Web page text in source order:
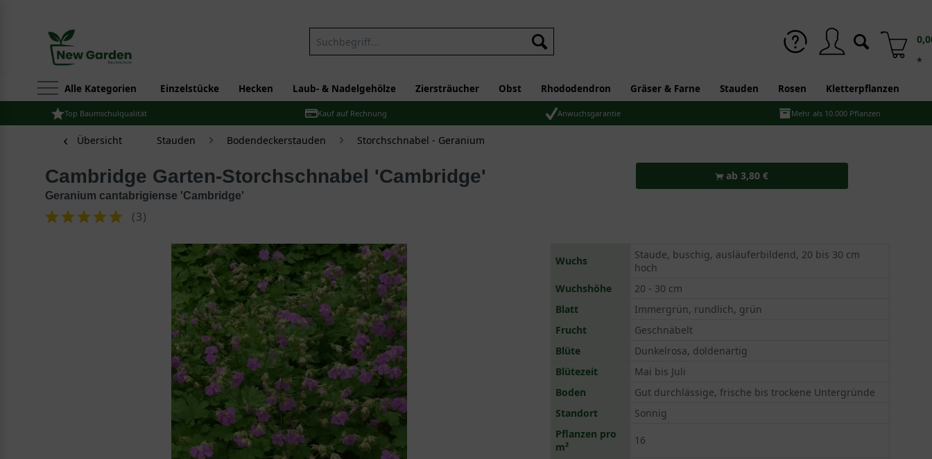
*
Alle Kategorien Einzelstücke Hecken Laub- & Nadelgehölze Ziersträucher Obst Rhododendron Gräser & Farne Stauden Rosen Kletterpflanzen
Top Baumschulqualität Kauf auf Rechnung Anwuchsgarantie Mehr als 10.000 Pflanzen
Übersicht Stauden Bodendeckerstauden Storchschnabel - Geranium
Cambridge Garten-Storchschnabel 'Cambridge'
Geranium cantabrigiense 'Cambridge'
(3)
ab 3,80 €
Wuchs
Staude, buschig, ausläuferbildend, 20 bis 30 cm
hoch
Wuchshöhe
20 - 30 cm
Blatt
Immergrün, rundlich, grün
Frucht
Geschnäbelt
Blüte
Dunkelrosa, doldenartig
Blütezeit
Mai bis Juli
Boden
Gut durchlässige, frische bis trockene Untergründe
Standort
Sonnig
Pflanzen pro
m²
16